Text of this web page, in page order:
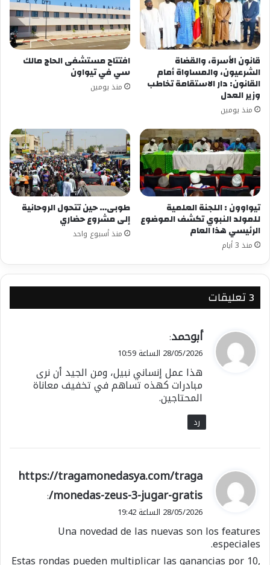
قانون الأسرة، والقضاة
الشرعيون، والمساواة أمام
القانون: دار الاستقامة تخاطب
وزير العدل
منذ يومين
افتتاح مستشفى الحاج مالك
سي في تيواون
منذ يومين
تيواوون : اللجنة العلمية
للمولد النبوي تكشف الموضوع
الرئيسي هذا العام
منذ 3 أيام
طوبى… حين تتحول الروحانية
إلى مشروع حضاري
منذ أسبوع واحد
‫3 تعليقات
ي
ق
ل
أبوحمد:
28/05/2026 الساعة 10:59
هذا عمل إنساني نبيل، ومن الجيد أن نرى
مبادرات كهذه تساهم في تخفيف معاناة
المحتاجين.
رد
ي
و
ل
https://tragamonedasya.com/traga
monedas-zeus-3-jugar-gratis/
:
28/05/2026 الساعة 19:42
Una novedad de las nuevas son los features
especiales.